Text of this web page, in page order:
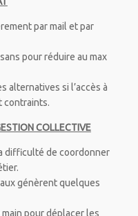
par mail et par
pour réduire au max
alternatives si l’accès à
contraints.
COLLECTIVE
difficulté de coordonner
génèrent quelques
pour déplacer les